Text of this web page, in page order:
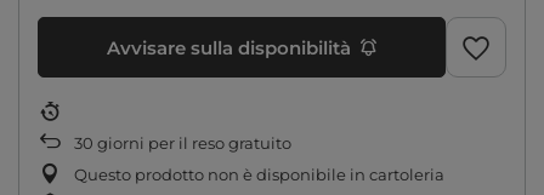
Avvisare sulla disponibilità
30 giorni per il reso gratuito
Questo prodotto non è disponibile in cartoleria